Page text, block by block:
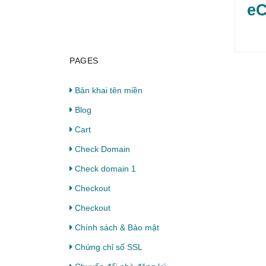
PAGES
Bản khai tên miền
Blog
Cart
Check Domain
Check domain 1
Checkout
Checkout
Chính sách & Bảo mật
Chứng chỉ số SSL